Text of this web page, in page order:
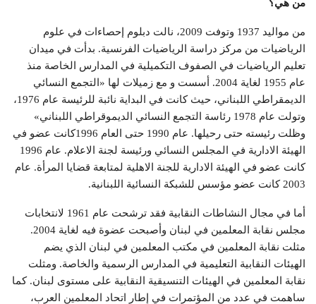
من هي؟
من موالید 1937 وتوفت 2009، نالت دبلوم إحصاءات في علوم
الرياضيات من مركز دراسة الرياضيات الفرنسية. بدأت في ميدان
تعليم الرياضيات في الصفوف التكميلية في المدارس الخاصة منذ
عام 1955 لغاية 2004. أسست و مع زميلات لها «التجمع النسائي
الديمقراطي اللبناني، حيث كانت في البداية نائبة للرئيسة عام 1976،
وتولت عام 1978 رئاسة التجمع النسائي الديموقراطي اللبناني»
وظلت رئيسته حتى رحيلها. عام 1990 حتى العام 1996كانت عضو في
الهيئة الادارية في المجلس النسائي ورئيسة لجنة الاعلام. عام 1996
كانت عضو في الهيئة الادارية للجنة الاهلية لمتابعة قضايا المرأة. عام
2003 كانت عضو مؤسس للشبكة النسائية اللبنانية.
أما في مجال النشاطات النقابية فقد ترشحت عام 1961 لانتخابات
مجلس نقابة المعلمين في لبنان وأصبحت عضوة فيه لغاية 2004.
مثلت نقابة المعلمين في مكتب المعلمين في لبنان الذي يضم
الهيئات النقابية التعليمية في المدارس الرسمية والخاصة. ومثلت
نقابة المعلمين في الهيئات التنسيقية النقابية على مستوى لبنان. كما
ساهمت في عدد من المؤتمرات في إطار اتحاد المعلمين العرب،